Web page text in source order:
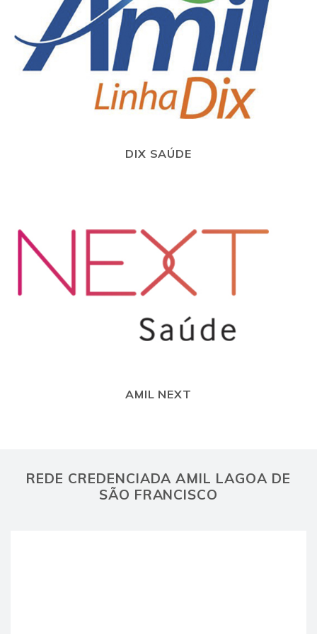
DIX SAÚDE
AMIL NEXT
REDE CREDENCIADA AMIL LAGOA DE
SÃO FRANCISCO